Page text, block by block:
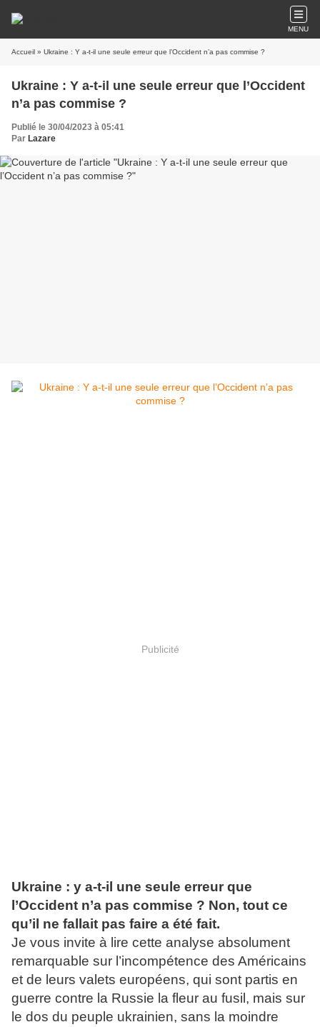
MENU
Accueil » Ukraine : Y a-t-il une seule erreur que l’Occident n’a pas commise ?
Ukraine : Y a-t-il une seule erreur que l’Occident
n’a pas commise ?
Publié le 30/04/2023 à 05:41
Par Lazare
Publicité
Ukraine : y a-t-il une seule erreur que
l’Occident n’a pas commise ? Non, tout ce
qu’il ne fallait pas faire a été fait.
Je vous invite à lire cette analyse absolument
remarquable sur l’incompétence des Américains
et de leurs valets européens, qui sont partis en
guerre contre la Russie la fleur au fusil, mais sur
le dos du peuple ukrainien, sans la moindre